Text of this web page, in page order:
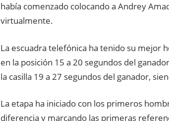
había comenzado colocando a Andrey
virtualmente.
La escuadra telefónica ha tenido su mejor
en la posición 15 a 20 segundos del
la casilla 19 a 27 segundos del ganador,
La etapa ha iniciado con los primeros
diferencia y marcando las primeras